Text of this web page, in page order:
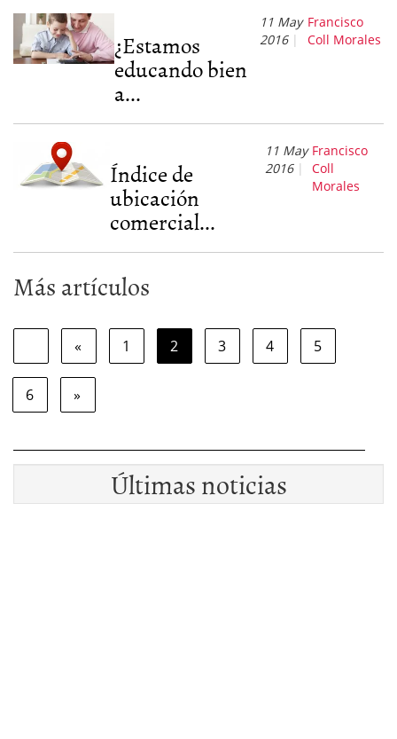
¿Estamos
educando bien
a...
11 May
2016
Francisco
Coll Morales
Índice de
ubicación
comercial...
11 May
2016
Francisco
Coll
Morales
Más artículos
« 1 2 3 4 5
6 »
Últimas noticias